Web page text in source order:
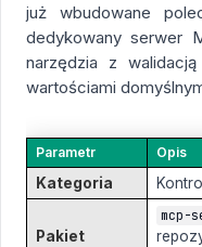
już wbudowane
dedykowany serwer
narzędzia z
wartościami
Parametr Opis
Kategoria
Pakiet
mcp-